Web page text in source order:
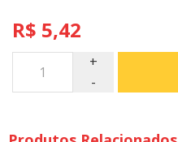
R$ 5,42